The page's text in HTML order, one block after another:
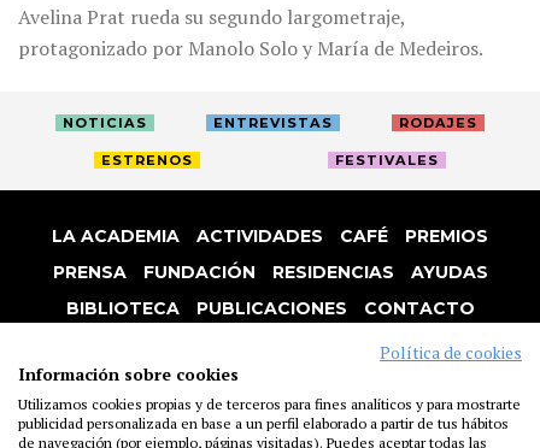
Avelina Prat rueda su segundo largometraje,
protagonizado por Manolo Solo y María de Medeiros.
NOTICIAS ENTREVISTAS RODAJES
ESTRENOS FESTIVALES
LA ACADEMIA ACTIVIDADES CAFÉ
PREMIOS
PRENSA
FUNDACIÓN RESIDENCIAS
AYUDAS
BIBLIOTECA
PUBLICACIONES
CONTACTO
COOKIES
Política de cookies
Información sobre cookies
Utilizamos cookies propias y de terceros para fines analíticos y para mostrarte
publicidad personalizada en base a un perfil elaborado a partir de tus hábitos
de navegación (por ejemplo, páginas visitadas). Puedes aceptar todas las